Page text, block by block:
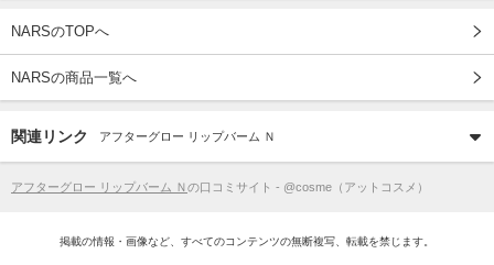
NARSのTOPへ
NARSの商品一覧へ
関連リンク アフターグロー リップバーム Ｎ
アフターグロー リップバーム Ｎの口コミサイト - @cosme（アットコスメ）
掲載の情報・画像など、すべてのコンテンツの無断複写、転載を禁じます。